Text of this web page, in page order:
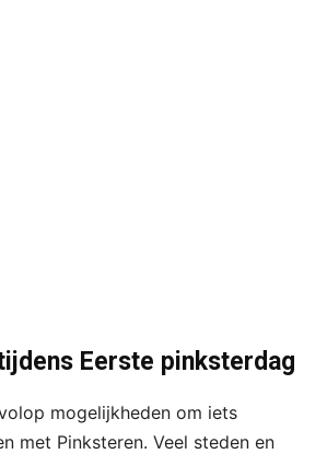
Eerste pinksterdag
mogelijkheden om iets
met Pinksteren. Veel steden en